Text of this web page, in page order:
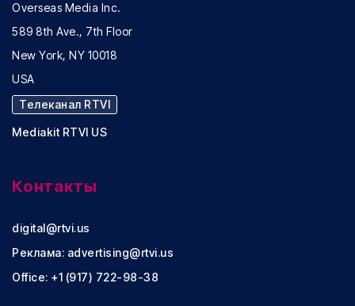
Overseas Media Inc.
589 8th Ave., 7th Floor
New York, NY 10018
USA
Телеканал RTVI
Mediakit RTVI US
Контакты
digital@rtvi.us
Реклама: advertising@rtvi.us
Office: +1 (917) 722-98-38